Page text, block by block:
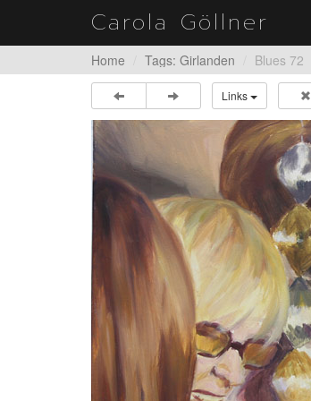
Carola Göllner
Home Tags: Girlanden Blues 72
Links